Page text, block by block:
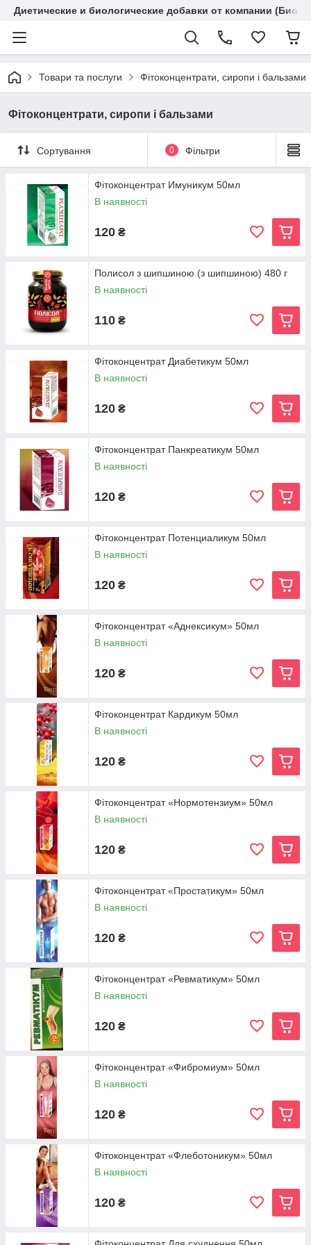
Диетические и биологические добавки от компании
Товари та послуги Фітоконцентрати, сиропи і бальзами
Фітоконцентрати, сиропи і бальзами
Сортування 0 Фільтри
Фітоконцентрат Имуникум 50мл
В наявності
120 ₴
Полисол з шипшиною (з шипшиною) 480 г
В наявності
110 ₴
Фітоконцентрат Диабетикум 50мл
В наявності
120 ₴
Фітоконцентрат Панкреатикум 50мл
В наявності
120 ₴
Фітоконцентрат Потенциаликум 50мл
В наявності
120 ₴
Фітоконцентрат «Аднексикум» 50мл
В наявності
120 ₴
Фітоконцентрат Кардикум 50мл
В наявності
120 ₴
Фітоконцентрат «Нормотензиум» 50мл
В наявності
120 ₴
Фітоконцентрат «Простатикум» 50мл
В наявності
120 ₴
Фітоконцентрат «Ревматикум» 50мл
В наявності
120 ₴
Фітоконцентрат «Фибромиум» 50мл
В наявності
120 ₴
Фітоконцентрат «Флеботоникум» 50мл
В наявності
120 ₴